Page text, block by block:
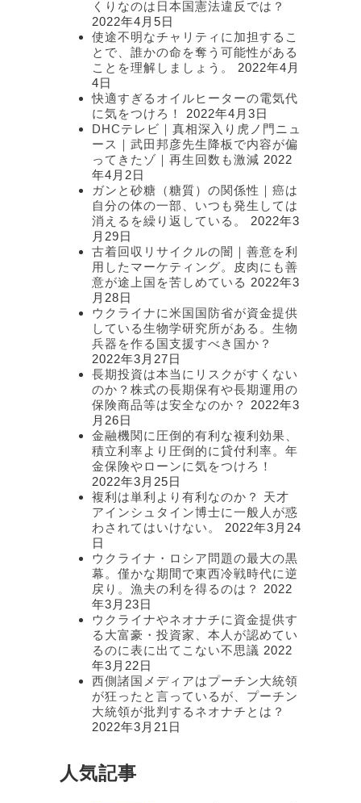
くりなのは日本国憲法違反では？
2022年4月5日
使途不明なチャリティに加担するこ
とで、誰かの命を奪う可能性がある
ことを理解しましょう。
2022年4月
4日
快適すぎるオイルヒーターの電気代
に気をつけろ！
2022年4月3日
DHCテレビ｜真相深入り虎ノ門ニュ
ース｜武田邦彦先生降板で内容が偏
ってきたゾ｜再生回数も激減 2022
年4月2日
ガンと砂糖（糖質）の関係性｜癌は
自分の体の一部、いつも発生しては
消えるを繰り返している。
2022年3
月29日
古着回収リサイクルの闇｜善意を利
用したマーケティング。皮肉にも善
意が途上国を苦しめている 2022年3
月28日
ウクライナに米国国防省が資金提供
している生物学研究所がある。生物
兵器を作る国支援すべき国か？
2022年3月27日
長期投資は本当にリスクがすくない
のか？株式の長期保有や長期運用の
保険商品等は安全なのか？
2022年3
月26日
金融機関に圧倒的有利な複利効果、
積立利率より圧倒的に貸付利率。年
金保険やローンに気をつけろ！
2022年3月25日
複利は単利より有利なのか？ 天才
アインシュタイン博士に一般人が惑
わされてはいけない。
2022年3月24
日
ウクライナ・ロシア問題の最大の黒
幕。僅かな期間で東西冷戦時代に逆
戻り。漁夫の利を得るのは？
2022
年3月23日
ウクライナやネオナチに資金提供す
る大富豪・投資家、本人が認めてい
るのに表に出てこない不思議 2022
年3月22日
西側諸国メディアはプーチン大統領
が狂ったと言っているが、プーチン
大統領が批判するネオナチとは？
2022年3月21日
人気記事